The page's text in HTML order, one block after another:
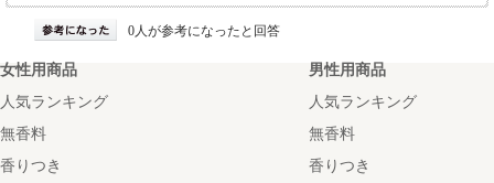
0人が参考になったと回答
女性用商品
人気ランキング
無香料
香りつき
男性用商品
人気ランキング
無香料
香りつき